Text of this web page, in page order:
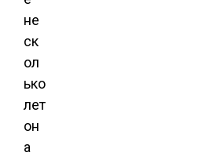
не
ск
ол
ько
лет
он
а